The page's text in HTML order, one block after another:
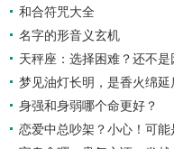
和合符咒大全
名字的形音义玄机
天秤座：选择困难？还不
梦见油灯长明，是香火绵延
身强和身弱哪个命更好？
恋爱中总吵架？小心！可能